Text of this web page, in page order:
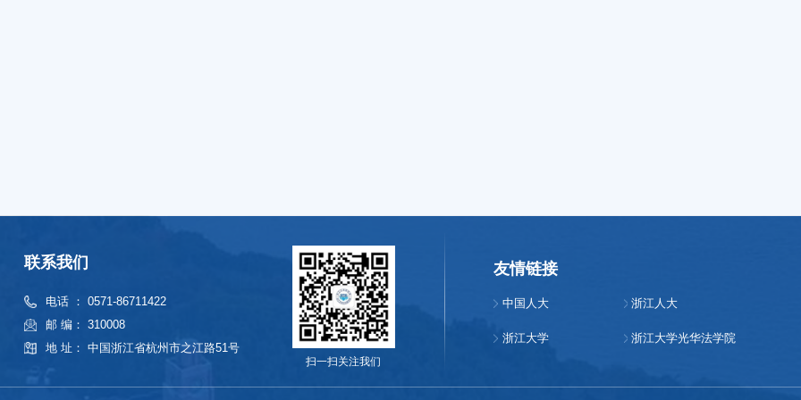
联系我们
电话 ： 0571-86711422
邮 编： 310008
地 址： 中国浙江省杭州市之江路51号
扫一扫关注我们
友情链接
中国人大 浙江人大
浙江大学 浙江大学光华法学院